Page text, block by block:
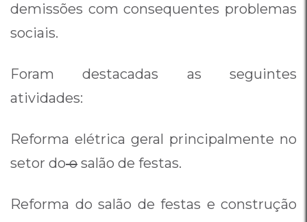
demissões com consequentes problemas
sociais.
Foram destacadas as seguintes
atividades:
Reforma elétrica geral principalmente no
setor doo salão de festas.
Reforma do salão de festas e construção